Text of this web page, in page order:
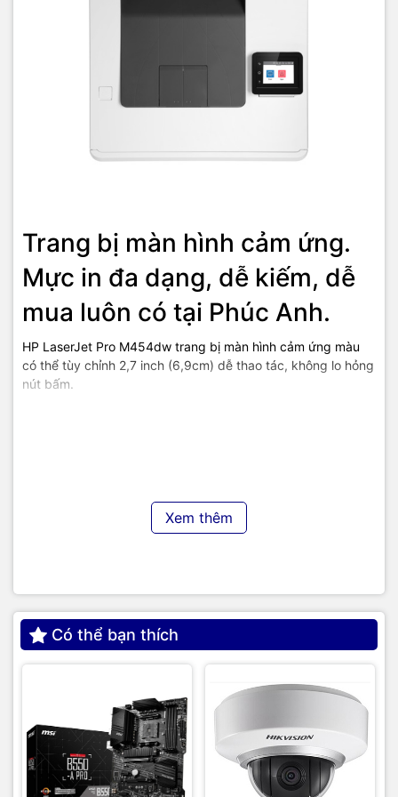
Trang bị màn hình cảm ứng.
Mực in đa dạng, dễ kiếm, dễ
mua luôn có tại Phúc Anh.
HP LaserJet Pro M454dw trang bị màn hình cảm ứng màu
có thể tùy chỉnh 2,7 inch (6,9cm) dễ thao tác, không lo hỏng
nút bấm.
HP 416x Black Original LaserJet Toner Cartridge (~7,500
HP 416A Yellow LaserJet Toner Cartridge (~2,100 pages) –
W2042A;
HP 416A Magenta LaserJet Toner Cartridge (~2,100 pages)
– W2043A;
HP 416x Magenta Original LaserJet Toner Cartridge (~6,000
Xem thêm
Có thể bạn thích
– Nhà phân phối và cung cấp giải pháp công nghệ uy tín
tại Việt Nam. Chúng tôi chuyên cung cấp đa dạng sản phẩm:
Máy tính PC Thiết bị mạng
công nghệ khác.
cam kết mang đếnsản phẩm chính